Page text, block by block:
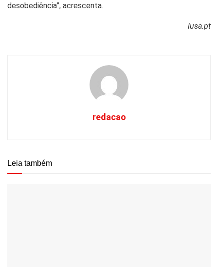
desobediência”, acrescenta.
lusa.pt
redacao
Leia também